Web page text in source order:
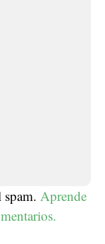
Aprende